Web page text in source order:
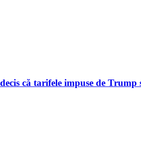
că tarifele impuse de Trump